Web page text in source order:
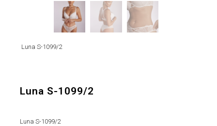
Luna S-1099/2
Luna S-1099/2
Luna S-1099/2